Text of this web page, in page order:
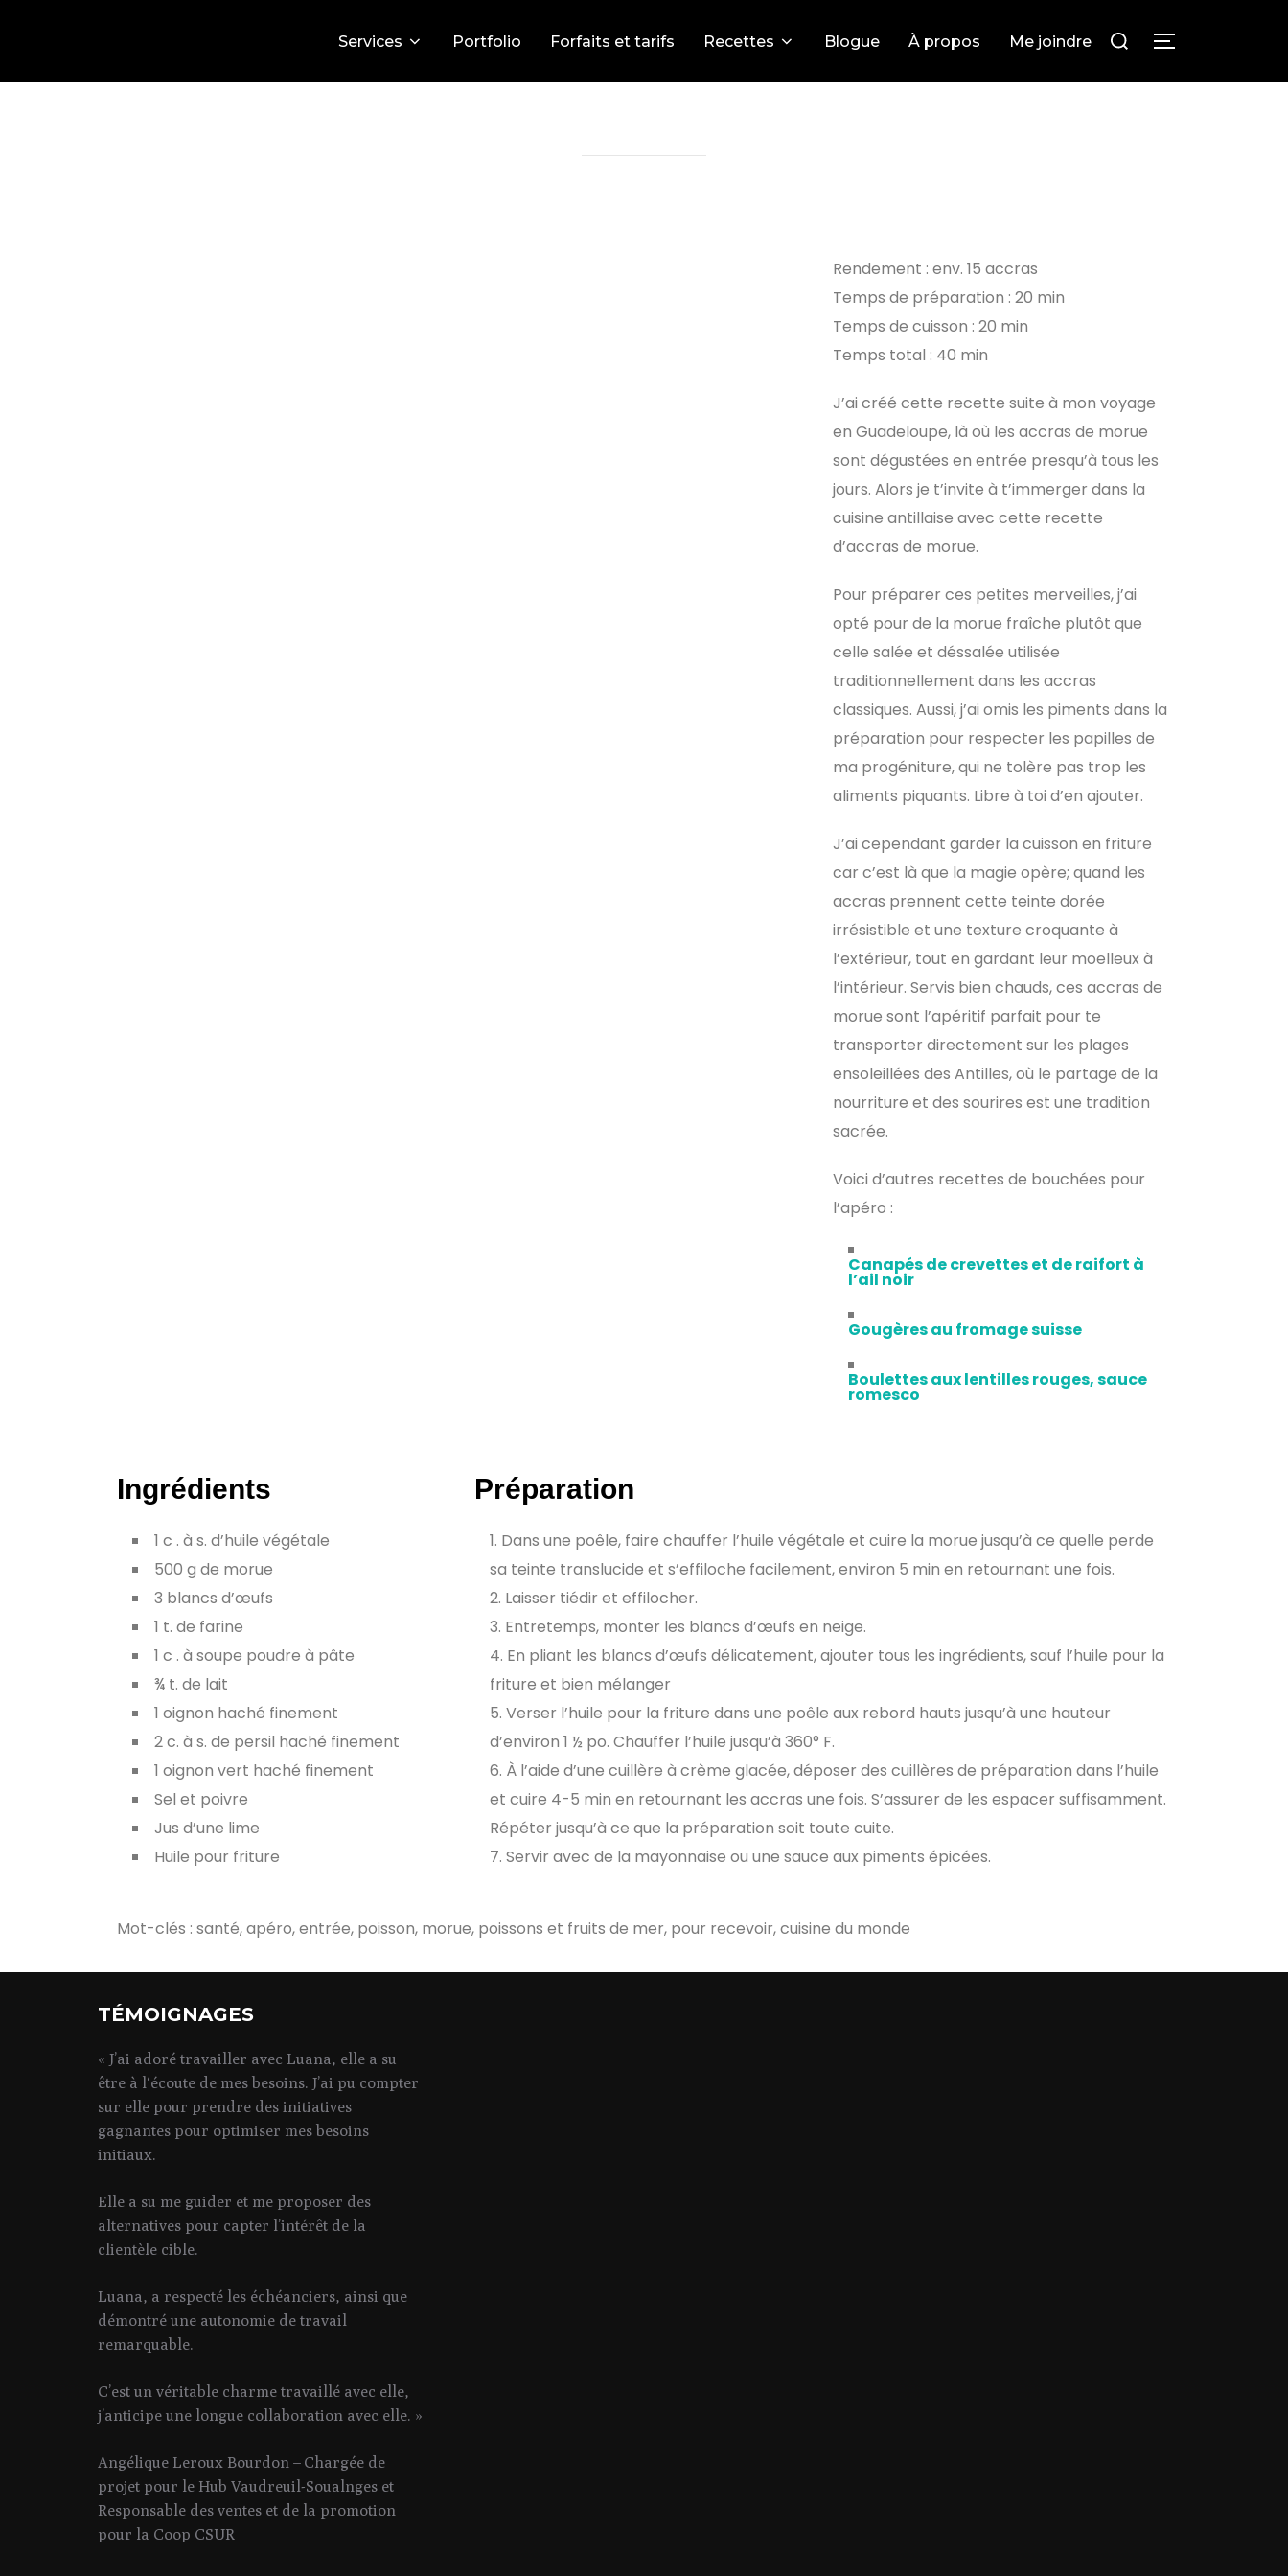
Services Portfolio Forfaits et tarifs Recettes Blogue À propos Me joindre
Rendement : env. 15 accras
Temps de préparation : 20 min
Temps de cuisson : 20 min
Temps total : 40 min
J’ai créé cette recette suite à mon voyage
en Guadeloupe, là où les accras de morue
sont dégustées en entrée presqu’à tous les
jours. Alors je t’invite à t’immerger dans la
cuisine antillaise avec cette recette
d’accras de morue.
Pour préparer ces petites merveilles, j’ai
opté pour de la morue fraîche plutôt que
celle salée et déssalée utilisée
traditionnellement dans les accras
classiques. Aussi, j’ai omis les piments dans la
préparation pour respecter les papilles de
ma progéniture, qui ne tolère pas trop les
aliments piquants. Libre à toi d’en ajouter.
J’ai cependant garder la cuisson en friture
car c’est là que la magie opère; quand les
accras prennent cette teinte dorée
irrésistible et une texture croquante à
l’extérieur, tout en gardant leur moelleux à
l’intérieur. Servis bien chauds, ces accras de
morue sont l’apéritif parfait pour te
transporter directement sur les plages
ensoleillées des Antilles, où le partage de la
nourriture et des sourires est une tradition
sacrée.
Voici d’autres recettes de bouchées pour
l’apéro :
Canapés de crevettes et de raifort à
l’ail noir
Gougères au fromage suisse
Boulettes aux lentilles rouges, sauce
romesco
Ingrédients
1 c . à s. d’huile végétale
500 g de morue
3 blancs d’œufs
1 t. de farine
1 c . à soupe poudre à pâte
¾ t. de lait
1 oignon haché finement
2 c. à s. de persil haché finement
1 oignon vert haché finement
Sel et poivre
Jus d’une lime
Huile pour friture
Préparation
Dans une poêle, faire chauffer l’huile végétale et cuire la morue jusqu’à ce quelle perde
sa teinte translucide et s’effiloche facilement, environ 5 min en retournant une fois.
Laisser tiédir et effilocher.
Entretemps, monter les blancs d’œufs en neige.
En pliant les blancs d’œufs délicatement, ajouter tous les ingrédients, sauf l’huile pour la
friture et bien mélanger
Verser l’huile pour la friture dans une poêle aux rebord hauts jusqu’à une hauteur
d’environ 1 ½ po. Chauffer l’huile jusqu’à 360° F.
À l’aide d’une cuillère à crème glacée, déposer des cuillères de préparation dans l’huile
et cuire 4-5 min en retournant les accras une fois. S’assurer de les espacer suffisamment.
Répéter jusqu’à ce que la préparation soit toute cuite.
Servir avec de la mayonnaise ou une sauce aux piments épicées.
Mot-clés : santé, apéro, entrée, poisson, morue, poissons et fruits de mer, pour recevoir, cuisine du monde
TÉMOIGNAGES
« J’ai adoré travailler avec Luana, elle a su
être à l‘écoute de mes besoins. J’ai pu compter
sur elle pour prendre des initiatives
gagnantes pour optimiser mes besoins
initiaux.
Elle a su me guider et me proposer des
alternatives pour capter l’intérêt de la
clientèle cible.
Luana, a respecté les échéanciers, ainsi que
démontré une autonomie de travail
remarquable.
C’est un véritable charme travaillé avec elle,
j’anticipe une longue collaboration avec elle. »
Angélique Leroux Bourdon – Chargée de
projet pour le Hub Vaudreuil-Soualnges et
Responsable des ventes et de la promotion
pour la Coop CSUR